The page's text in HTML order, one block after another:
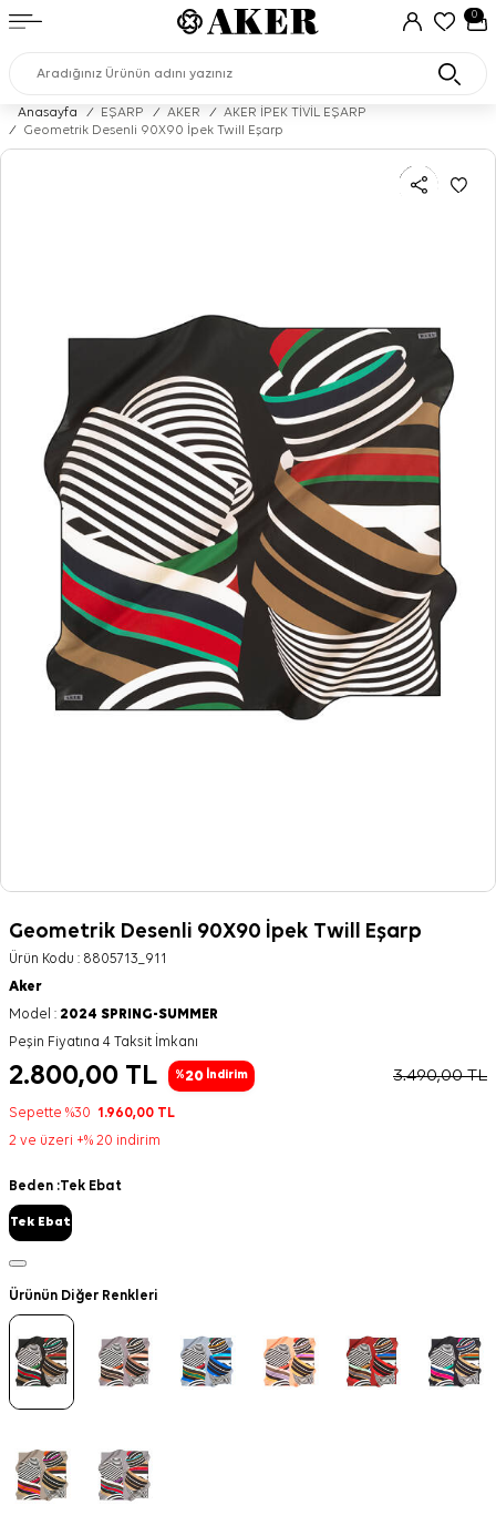
0
Anasayfa / EŞARP / AKER /
AKER İPEK TİVİL EŞARP
/
Geometrik Desenli 90X90 İpek Twill Eşarp
Geometrik Desenli 90X90 İpek Twill Eşarp
Ürün Kodu : 8805713_911
Aker
Model : 2024 SPRING-SUMMER
Peşin Fiyatına 4 Taksit İmkanı
2.800,00 TL %20 İndirim 3.490,00TL
Sepette %30 1.960,00 TL
2 ve üzeri +% 20 indirim
Beden :Tek Ebat
Tek Ebat
Ürünün Diğer Renkleri